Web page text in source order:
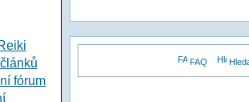
fórum
FAQ